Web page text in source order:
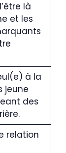
là
et les
à la
jeune
des
relation